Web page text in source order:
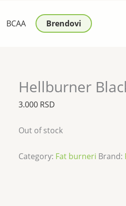
BCAA Brendovi
Hellburner
3.000 RSD
Out of stock
Category: Fat burneri Brand: